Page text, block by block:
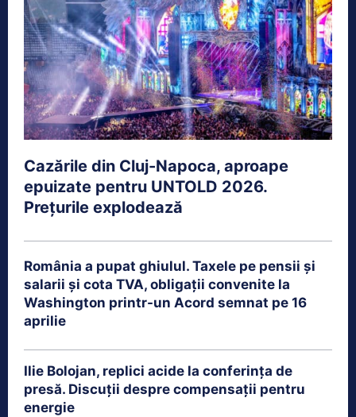
Cazările din Cluj-Napoca, aproape
epuizate pentru UNTOLD 2026.
Prețurile explodează
România a pupat ghiulul. Taxele pe pensii și
salarii și cota TVA, obligații convenite la
Washington printr-un Acord semnat pe 16
aprilie
Ilie Bolojan, replici acide la conferința de
presă. Discuții despre compensații pentru
energie